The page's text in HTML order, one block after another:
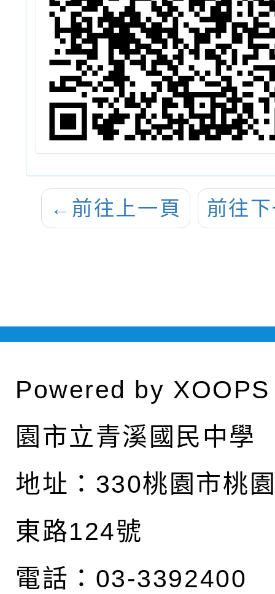
← 前往上一頁 前往
Powered by XOOPS
園市立青溪國民中學
地址： 330桃園市桃
東路124號
電話：03-3392400